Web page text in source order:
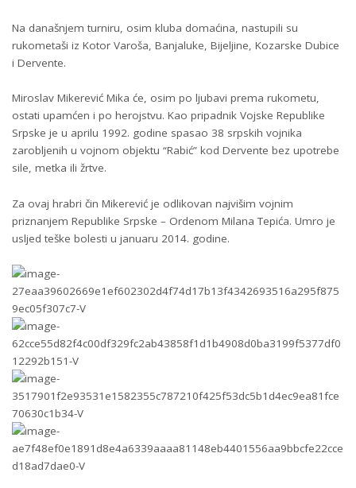
Na današnjem turniru, osim kluba domaćina, nastupili su
rukometaši iz Kotor Varoša, Banjaluke, Bijeljine, Kozarske Dubice
i Dervente.
Miroslav Mikerević Mika će, osim po ljubavi prema rukometu,
ostati upamćen i po herojstvu. Kao pripadnik Vojske Republike
Srpske je u aprilu 1992. godine spasao 38 srpskih vojnika
zarobljenih u vojnom objektu “Rabić” kod Dervente bez upotrebe
sile, metka ili žrtve.
Za ovaj hrabri čin Mikerević je odlikovan najvišim vojnim
priznanjem Republike Srpske – Ordenom Milana Tepića. Umro je
usljed teške bolesti u januaru 2014. godine.